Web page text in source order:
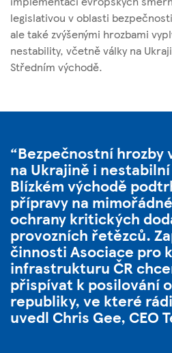
legislativou v oblasti
ale také zvýšenými hrozbami
nestability, včetně války na
Středním východě.
Bezpečnostní hrozby
na Ukrajině i
Blízkém východě
přípravy na
ochrany kritických
provozních řetězců.
činnosti Asociace pro
infrastrukturu ČR
přispívat k posilování
republiky, ve které
uvedlChris Gee, CEO